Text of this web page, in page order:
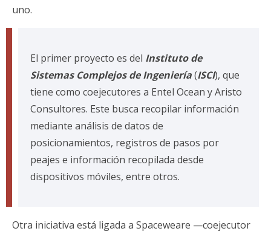
uno.
El primer proyecto es del Instituto de
Sistemas Complejos de Ingeniería(ISCI), que
tiene como coejecutores a Entel Ocean y Aristo
Consultores. Este busca recopilar información
mediante análisis de datos de
posicionamientos, registros de pasos por
peajes e información recopilada desde
dispositivos móviles, entre otros.
Otra iniciativa está ligada a Spaceweare —coejecutor